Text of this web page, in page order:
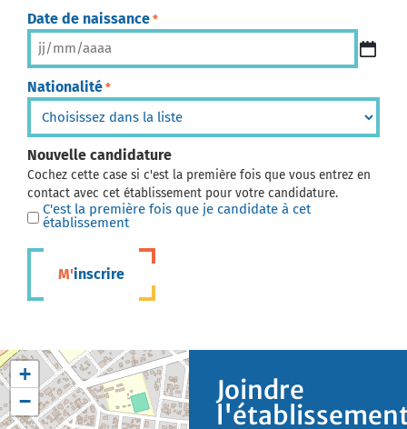
Date de naissance *
Nationalité *
Nouvelle candidature
Cochez cette case si c'est la première fois que vous entrez en
contact avec cet établissement pour votre candidature.
C'est la première fois que je candidate à cet
établissement
M'inscrire
+
−
Joindre